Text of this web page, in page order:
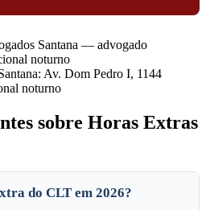
Av. Dom Pedro I, 1144
noturno
sobre Horas Extras
do CLT em 2026?